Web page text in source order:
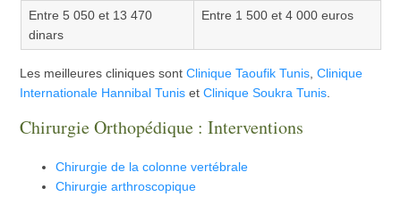
Entre 5 050 et 13 470
dinars
Entre 1 500 et 4 000 euros
Les meilleures cliniques sontClinique Taoufik Tunis ,Clinique
Internationale Hannibal Tunis etClinique Soukra Tunis
Chirurgie Orthopédique : Interventions
Chirurgie de la colonne vertébrale
Chirurgie arthroscopique